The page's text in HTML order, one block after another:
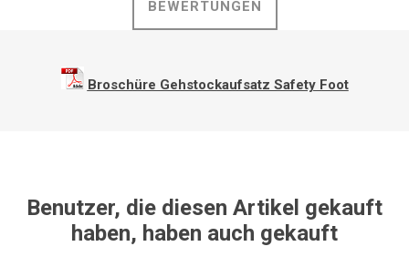
BEWERTUNGEN
Broschüre Gehstockaufsatz Safety Foot
Benutzer, die diesen Artikel gekauft
haben, haben auch gekauft